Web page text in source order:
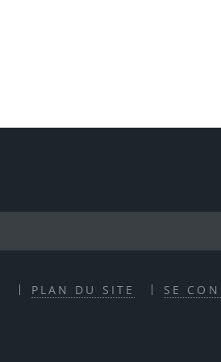
PLAN DU SITE SE